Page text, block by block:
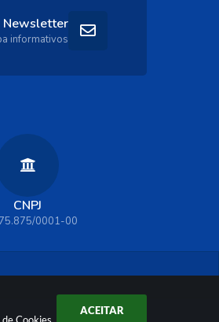
ACEITAR
CNPJ
0001-00
Newsletter
informativos